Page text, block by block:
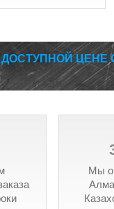
ЦЕНЕ
Мы